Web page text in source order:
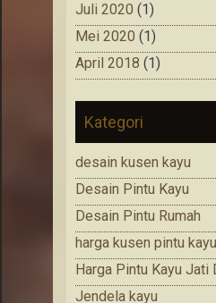
Juli 2020 (1)
Mei 2020 (1)
April 2018 (1)
Kategori
desain kusen kayu
Desain Pintu Kayu
Desain Pintu Rumah
harga kusen pintu kayu
Harga Pintu Kayu Jati
Jendela kayu